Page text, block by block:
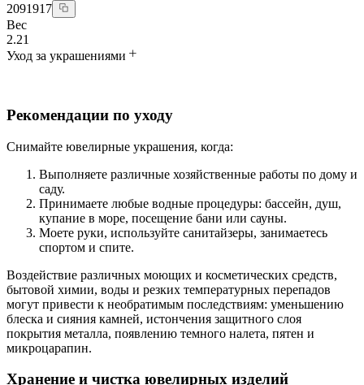
2091917
Вес
2.21
Уход за украшениями
Рекомендации по уходу
Снимайте ювелирные украшения, когда:
Выполняете различные хозяйственные работы по дому и
саду.
Принимаете любые водные процедуры: бассейн, душ,
купание в море, посещение бани или сауны.
Моете руки, используйте санитайзеры, занимаетесь
спортом и спите.
Воздействие различных моющих и косметических средств,
бытовой химии, воды и резких температурных перепадов
могут привести к необратимым последствиям: уменьшению
блеска и сияния камней, истончения защитного слоя
покрытия металла, появлению темного налета, пятен и
микроцарапин.
Хранение и чистка ювелирных изделий